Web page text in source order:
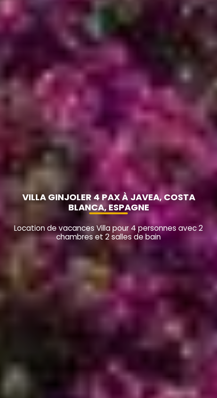
VILLA GINJOLER 4 PAX À JAVEA, COSTA
BLANCA, ESPAGNE
Location de vacances Villa pour 4 personnes avec 2
chambres et 2 salles de bain